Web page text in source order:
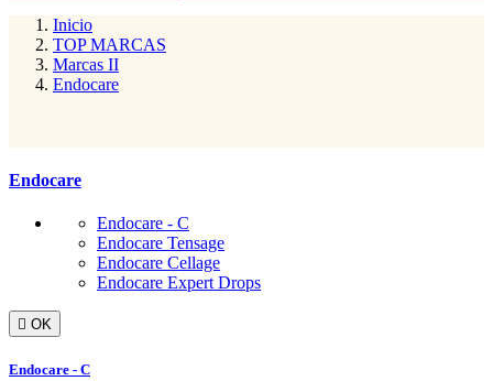
Inicio
TOP MARCAS
Marcas II
Endocare
Endocare
Endocare - C
Endocare Tensage
Endocare Cellage
Endocare Expert Drops
 OK
Endocare - C